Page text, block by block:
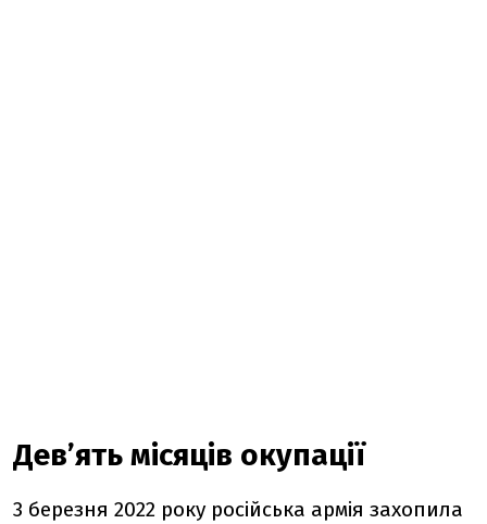
Дев’ять місяців окупації
3 березня 2022 року російська армія захопила